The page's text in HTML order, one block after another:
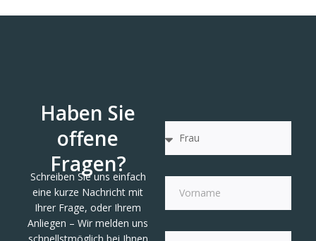
Haben Sie
offene
Fragen?
Schreiben Sie uns einfach
eine kurze Nachricht mit
Ihrer Frage, oder Ihrem
Anliegen – Wir melden uns